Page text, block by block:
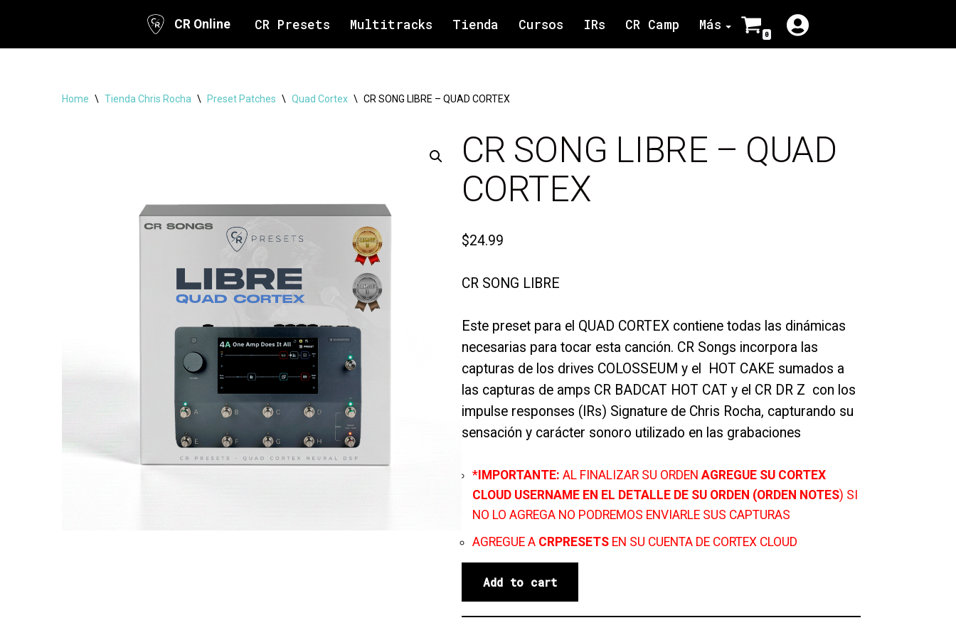
CR Online CR Presets Multitracks Tienda Cursos IRs CR Camp Más
0
Home \ Tienda Chris Rocha \ Preset Patches \ Quad Cortex \ CR SONG LIBRE – QUAD CORTEX
CR SONG LIBRE – QUAD
CORTEX
$24.99
CR SONG LIBRE
Este preset para el QUAD CORTEX contiene todas las dinámicas
necesarias para tocar esta canción. CR Songs incorpora las
capturas de los drives COLOSSEUM y el HOT CAKE sumados a
las capturas de amps CR BADCAT HOT CAT y el CR DR Z con los
impulse responses (IRs) Signature de Chris Rocha, capturando su
sensación y carácter sonoro utilizado en las grabaciones
*IMPORTANTE: AL FINALIZAR SU ORDEN AGREGUE SU CORTEX
CLOUD USERNAME EN EL DETALLE DE SU ORDEN (ORDEN NOTES) SI
NO LO AGREGA NO PODREMOS ENVIARLE SUS CAPTURAS
AGREGUE A CRPRESETSEN SU CUENTA DE CORTEX CLOUD
Add to cart